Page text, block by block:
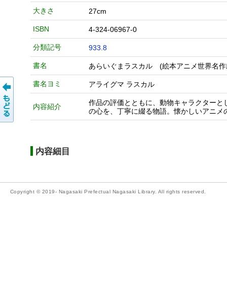
大きさ 27cm
ISBN 4-324-06967-0
分類記号 933.8
書名 あらいぐまラスカル (絵本アニメ世界名
書名ヨミ アライグマ ラスカル
内容紹介
作品の評価とともに、動物キャラクター
の心を、丁寧に綴る物語。懐かしいアニ
内容細目
Copyright © 2019- Nagasaki Prefectual Nagasaki Library. All rights reserved.